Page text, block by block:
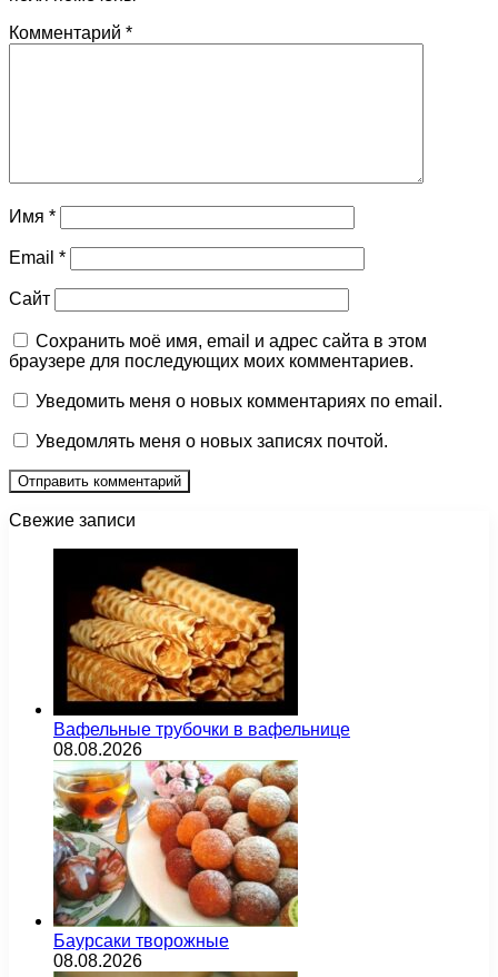
Комментарий *
Имя *
Email *
Сайт
Сохранить моё имя, email и адрес сайта в этом
браузере для последующих моих комментариев.
Уведомить меня о новых комментариях по email.
Уведомлять меня о новых записях почтой.
Свежие записи
Вафельные трубочки в вафельнице
08.08.2026
Баурсаки творожные
08.08.2026